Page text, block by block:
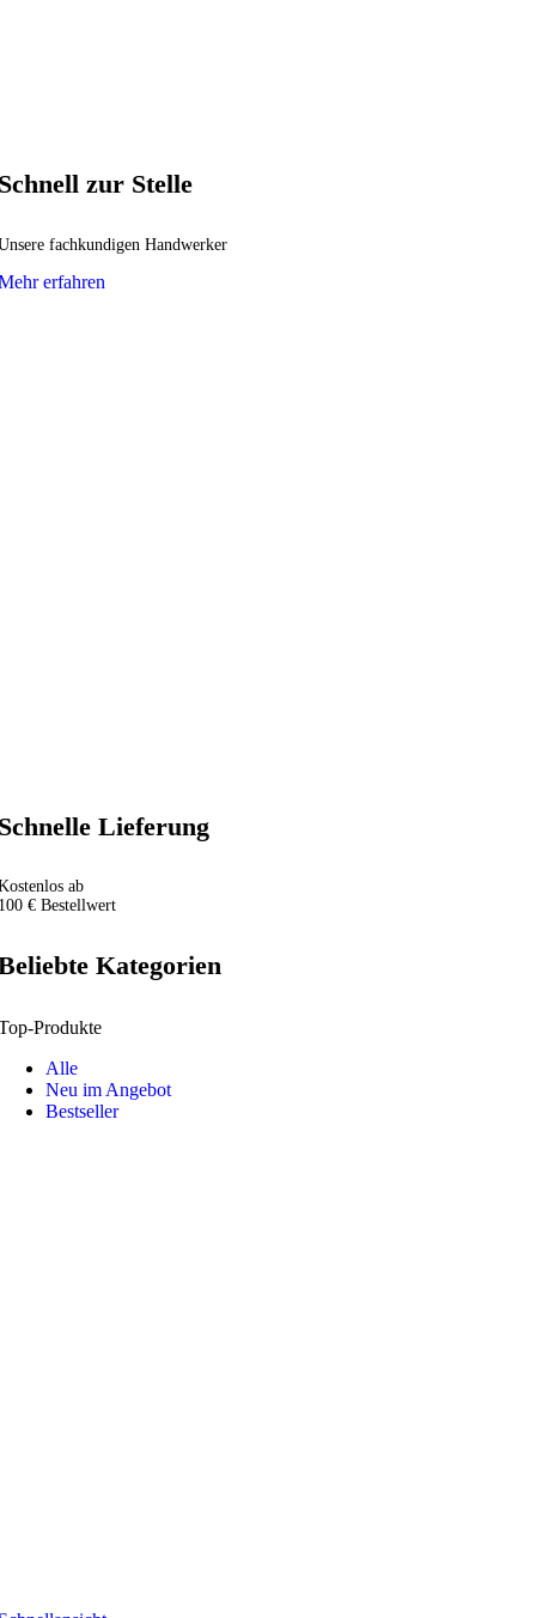
zur Stelle
fachkundigen Handwerker
erfahren
Lieferung
ab
€ Bestellwert
Kategorien
Produkte
Alle
Neu im Angebot
Bestseller